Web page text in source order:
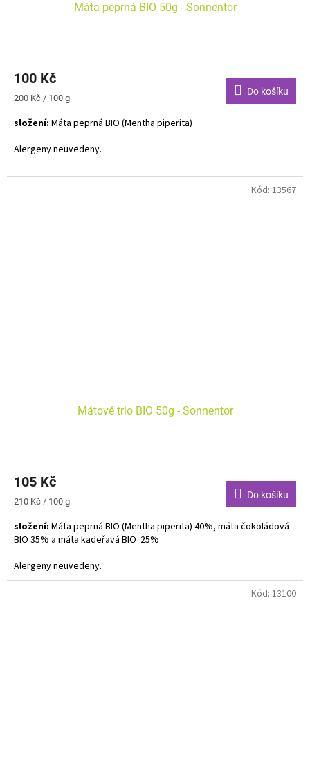
Máta peprná BIO 50g - Sonnentor
100 Kč
Měrná
200 Kč / 100 g
Do košíku
složení: Máta peprná BIO (Mentha piperita)
Alergeny neuvedeny.
Peprná chuť tohoto nápoje obecně podporuje trávení, probouzí
mysl a zajistí skvělé osvěžení. Vyzkoušejte k čokoládovému
Mátové trio BIO 50g - Sonnentor
105 Kč
Měrná
210 Kč / 100 g
Do košíku
složení: Máta peprná BIO (Mentha piperita) 40%, máta čokoládová
BIO 35% a máta kadeřavá BIO 25%
Alergeny neuvedeny.
Kód: 13567
Kód: 13100